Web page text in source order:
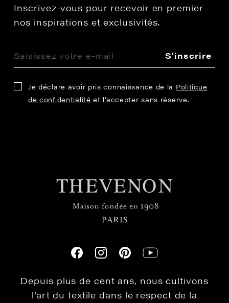
Inscrivez-vous pour recevoir en premier
nos inspirations et exclusivités.
S'inscrire
Je déclare avoir pris connaissance de la Politique
de confidentialité et l’accepter sans réserve.
Depuis plus de cent ans, nous cultivons
l’art du textile dans le respect de la